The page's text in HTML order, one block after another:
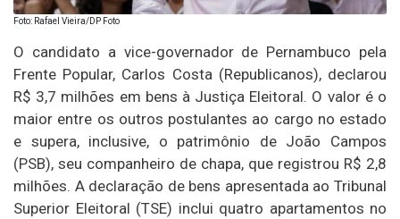
Foto: Rafael Vieira/DP Foto
O candidato a vice-governador de Pernambuco pela
Frente Popular, Carlos Costa (Republicanos), declarou
R$ 3,7 milhões em bens à Justiça Eleitoral. O valor é o
maior entre os outros postulantes ao cargo no estado
e supera, inclusive, o patrimônio de João Campos
(PSB), seu companheiro de chapa, que registrou R$ 2,8
milhões. A declaração de bens apresentada ao Tribunal
Superior Eleitoral (TSE) inclui quatro apartamentos no